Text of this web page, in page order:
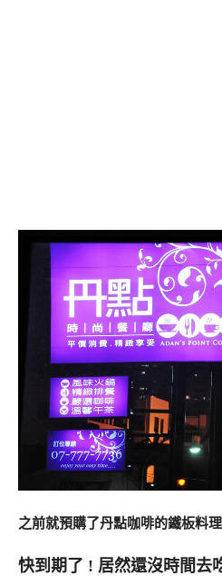
之前就預購了丹點咖啡的鐵板料
快到期了 ! 居然還沒時間去